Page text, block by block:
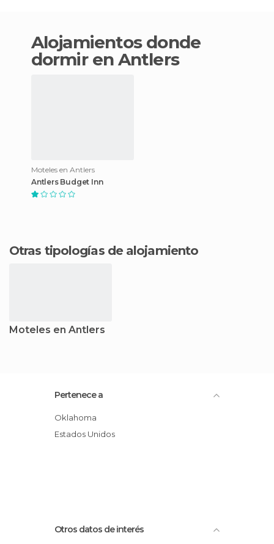
Alojamientos donde
dormir en Antlers
Moteles en Antlers
Antlers Budget Inn
Otras tipologías de alojamiento
Moteles en Antlers
Pertenece a
Oklahoma
Estados Unidos
Otros datos de interés